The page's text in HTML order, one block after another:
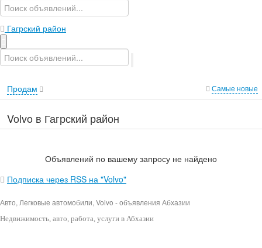
Гагрский район
Продам Самые новые
Volvo в Гагрский район
Объявлений по вашему запросу не найдено
Подписка через RSS на "Volvo"
Авто, Легковые автомобили, Volvo - объявления Абхазии
Недвижимость , авто, работа, услуги в Абхазии